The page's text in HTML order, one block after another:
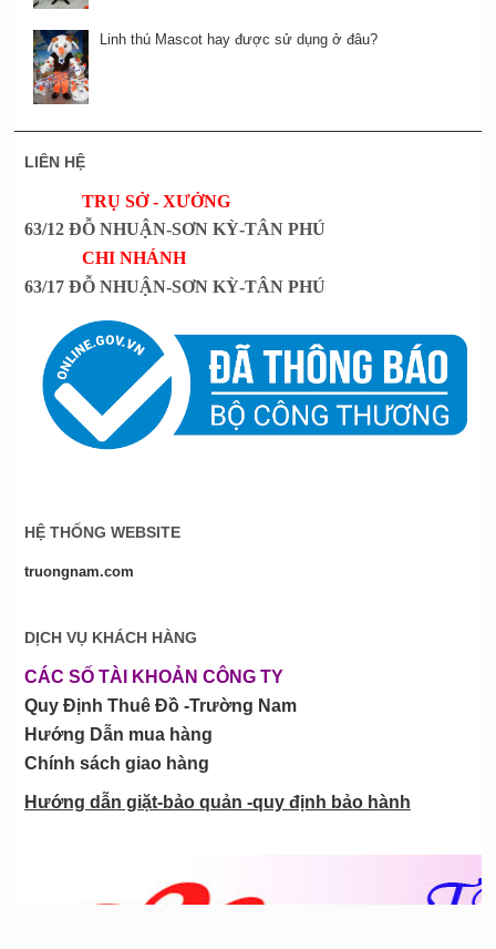
Linh thú Mascot hay được sử dụng ở đâu?
LIÊN HỆ
TRỤ SỞ - XƯỞNG
63/12 ĐỖ NHUẬN-SƠN KỲ-TÂN PHÚ
CHI NHÁNH
63/17 ĐỖ NHUẬN-SƠN KỲ-TÂN PHÚ
HỆ THỐNG WEBSITE
truongnam.com
DỊCH VỤ KHÁCH HÀNG
CÁC SỐ TÀI KHOẢN CÔNG TY
Quy Định Thuê Đồ -Trường Nam
Hướng Dẫn mua hàng
Chính sách giao hàng
Hướng dẫn giặt-bảo quản -quy định bảo hành